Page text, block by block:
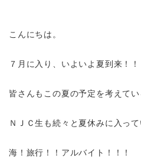
こんにちは。
７月に入り、いよいよ夏到来！！
皆さんもこの夏の予定を考えて
ＮＪＣ生も続々と夏休みに入って
海！旅行！！アルバイト！！！